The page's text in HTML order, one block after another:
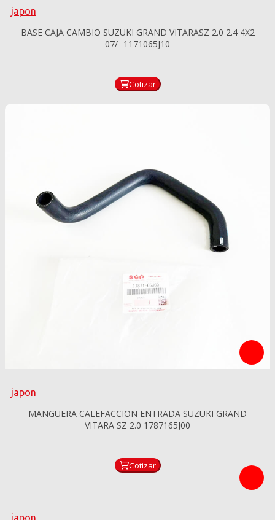
japon
BASE CAJA CAMBIO SUZUKI GRAND VITARASZ 2.0 2.4 4X2
07/- 1171065J10
Cotizar
japon
MANGUERA CALEFACCION ENTRADA SUZUKI GRAND
VITARA SZ 2.0 1787165J00
Cotizar